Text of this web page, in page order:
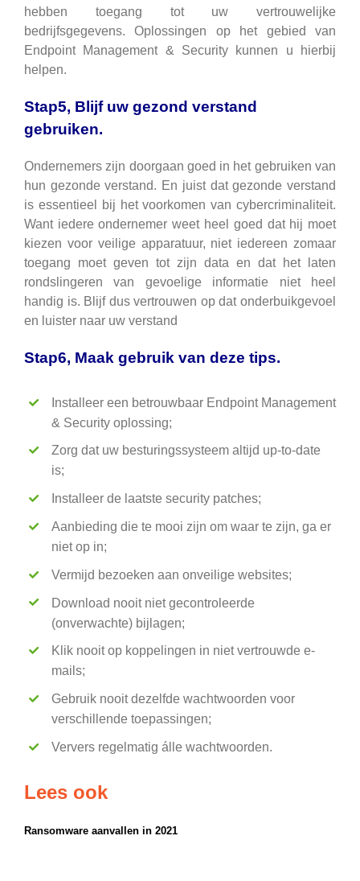
hebben toegang tot uw vertrouwelijke
bedrijfsgegevens. Oplossingen op het gebied van
Endpoint Management & Security kunnen u hierbij
helpen.
Stap5, Blijf uw gezond verstand
gebruiken.
Ondernemers zijn doorgaan goed in het gebruiken van
hun gezonde verstand. En juist dat gezonde verstand
is essentieel bij het voorkomen van cybercriminaliteit.
Want iedere ondernemer weet heel goed dat hij moet
kiezen voor veilige apparatuur, niet iedereen zomaar
toegang moet geven tot zijn data en dat het laten
rondslingeren van gevoelige informatie niet heel
handig is. Blijf dus vertrouwen op dat onderbuikgevoel
en luister naar uw verstand
Stap6, Maak gebruik van deze tips.
Installeer een betrouwbaar Endpoint Management
& Security oplossing;
Zorg dat uw besturingssysteem altijd up-to-date
is;
Installeer de laatste security patches;
Aanbieding die te mooi zijn om waar te zijn, ga er
niet op in;
Vermijd bezoeken aan onveilige websites;
Download nooit niet gecontroleerde
(onverwachte) bijlagen;
Klik nooit op koppelingen in niet vertrouwde e-
mails;
Gebruik nooit dezelfde wachtwoorden voor
verschillende toepassingen;
Ververs regelmatig álle wachtwoorden.
Lees ook
Ransomware aanvallen in 2021